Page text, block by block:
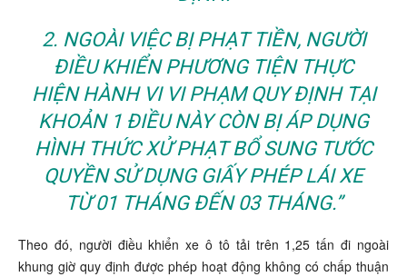
2. NGOÀI VIỆC BỊ PHẠT TIỀN, NGƯỜI
ĐIỀU KHIỂN PHƯƠNG TIỆN THỰC
HIỆN HÀNH VI VI PHẠM QUY ĐỊNH TẠI
KHOẢN 1 ĐIỀU NÀY CÒN BỊ ÁP DỤNG
HÌNH THỨC XỬ PHẠT BỔ SUNG TƯỚC
QUYỀN SỬ DỤNG GIẤY PHÉP LÁI XE
TỪ 01 THÁNG ĐẾN 03 THÁNG.”
Theo đó, người điều khiển xe ô tô tải trên 1,25 tấn đi ngoài
khung giờ quy định được phép hoạt động không có chấp thuận